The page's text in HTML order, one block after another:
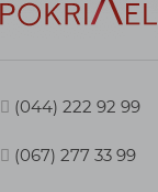
(044) 222 92 99
(067) 277 33 99